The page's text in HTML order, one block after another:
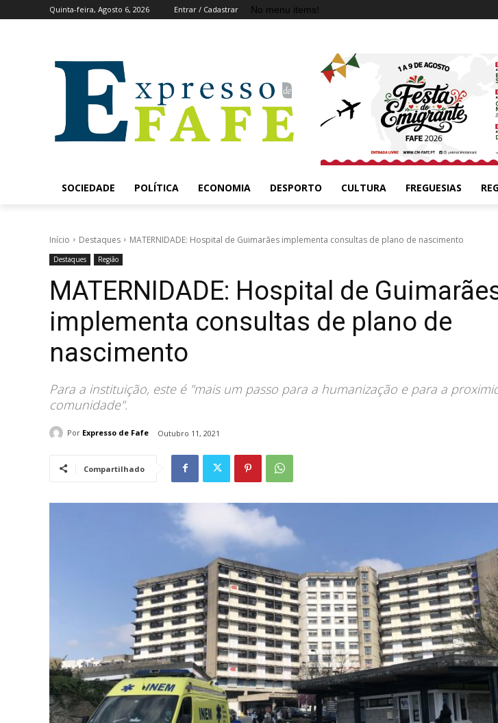
Quinta-feira, Agosto 6, 2026 Entrar / Cadastrar No menu items!
SOCIEDADE POLÍTICA ECONOMIA DESPORTO CULTURA FREGUESIAS
Início Destaques MATERNIDADE: Hospital de Guimarães implementa consultas de plano de nascimento
Destaques Região
MATERNIDADE: Hospital de
implementa consultas de plano de
nascimento
Para a instituição, este é "mais um passo para a humanização e para a
comunidade".
Por Expresso de Fafe Outubro 11, 2021
Compartilhado